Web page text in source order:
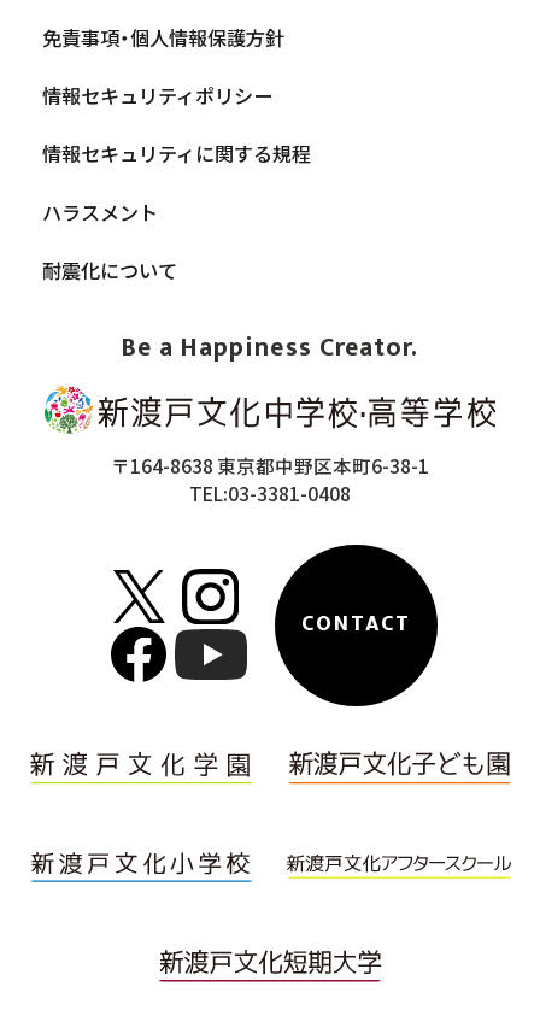
Be a Happiness Creator.
〒164-8638 東京都中野区本町6-38-1
TEL:03-3381-0408
CONTACT
免責事項・個人情報保護方針
情報セキュリティポリシー
情報セキュリティに関する規程
ハラスメント
耐震化について